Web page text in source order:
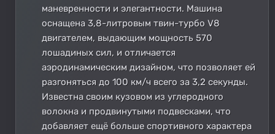
маневренности и элегантности. Машина
оснащена 3,8-литровым твин-турбо V8
двигателем, выдающим мощность 570
лошадиных сил, и отличается
аэродинамическим дизайном, что позволяет ей
разгоняться до 100 км/ч всего за 3,2 секунды.
Известна своим кузовом из углеродного
волокна и продвинутыми подвесками, что
добавляет ещё больше спортивного характера